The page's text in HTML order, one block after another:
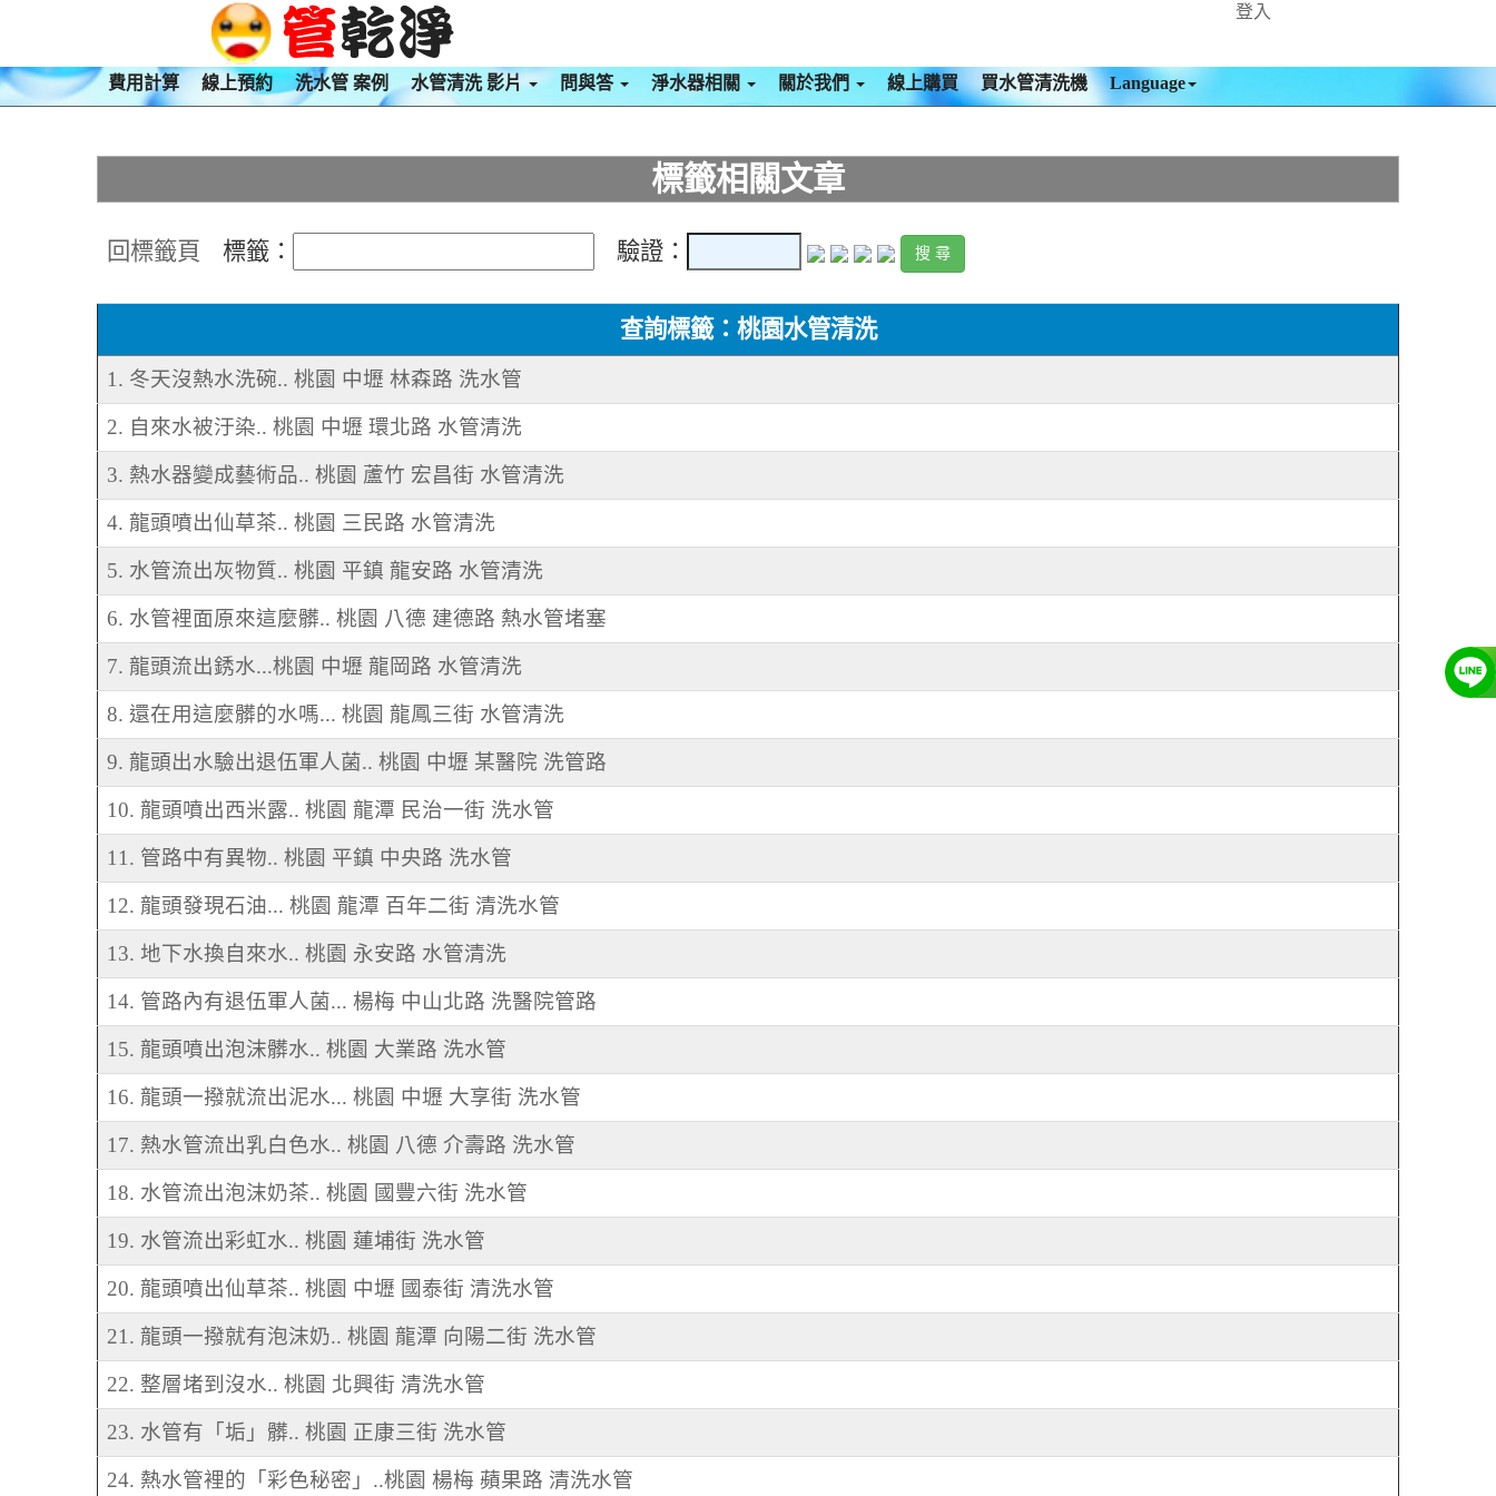
登入
費用計算 線上預約 洗水管 案例 水管清洗 影片 問與答 淨水器相關 關於我們 線上購買 買水管清洗機 Language
標籤相關文章
回標籤頁 標籤： 驗證：
查詢標籤：桃園水管清洗
1. 冬天沒熱水洗碗.. 桃園 中壢 林森路 洗水管
2. 自來水被汙染.. 桃園 中壢 環北路 水管清洗
3. 熱水器變成藝術品.. 桃園 蘆竹 宏昌街 水管清洗
4. 龍頭噴出仙草茶.. 桃園 三民路 水管清洗
5. 水管流出灰物質.. 桃園 平鎮 龍安路 水管清洗
6. 水管裡面原來這麼髒.. 桃園 八德 建德路 熱水管堵塞
7. 龍頭流出銹水...桃園 中壢 龍岡路 水管清洗
8. 還在用這麼髒的水嗎... 桃園 龍鳳三街 水管清洗
9. 龍頭出水驗出退伍軍人菌.. 桃園 中壢 某醫院 洗管路
10. 龍頭噴出西米露.. 桃園 龍潭 民治一街 洗水管
11. 管路中有異物.. 桃園 平鎮 中央路 洗水管
12. 龍頭發現石油... 桃園 龍潭 百年二街 清洗水管
13. 地下水換自來水.. 桃園 永安路 水管清洗
14. 管路內有退伍軍人菌... 楊梅 中山北路 洗醫院管路
15. 龍頭噴出泡沫髒水.. 桃園 大業路 洗水管
16. 龍頭一撥就流出泥水... 桃園 中壢 大享街 洗水管
17. 熱水管流出乳白色水.. 桃園 八德 介壽路 洗水管
18. 水管流出泡沫奶茶.. 桃園 國豐六街 洗水管
19. 水管流出彩虹水.. 桃園 蓮埔街 洗水管
20. 龍頭噴出仙草茶.. 桃園 中壢 國泰街 清洗水管
21. 龍頭一撥就有泡沫奶.. 桃園 龍潭 向陽二街 洗水管
22. 整層堵到沒水.. 桃園 北興街 清洗水管
23. 水管有「垢」髒.. 桃園 正康三街 洗水管
24. 熱水管裡的「彩色秘密」..桃園 楊梅 蘋果路 清洗水管